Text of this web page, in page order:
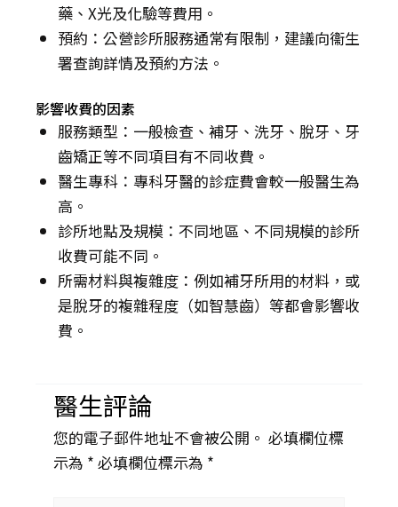
藥、X光及化驗等費用。
預約：公營診所服務通常有限制，建議向衞生
署查詢詳情及預約方法。
影響收費的因素
服務類型：一般檢查、補牙、洗牙、脫牙、牙
齒矯正等不同項目有不同收費。
醫生專科：專科牙醫的診症費會較一般醫生為
高。
診所地點及規模：不同地區、不同規模的診所
收費可能不同。
所需材料與複雜度：例如補牙所用的材料，或
是脫牙的複雜程度（如智慧齒）等都會影響收
費。
醫生評論
您的電子郵件地址不會被公開。 必填欄位標
示為 * 必填欄位標示為 *